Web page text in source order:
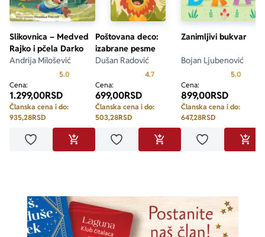
Slikovnica – Medved
Rajko i pčela Darko
Andrija Milošević
5.0 Prosecna ocena je 5.0 od 5
Cena:
1.299,00RSD
Članska cena i do:
935,28RSD
Dodaj u omiljeneDODAJ U KORPU
Poštovana deco:
izabrane pesme
Dušan Radović
4.7Prosecna ocena je 4.7 od 5
Cena:
699,00RSD
Članska cena i do:
503,28RSD
Dodaj u omiljeneDODAJ U KORPU
Zanimljivi bukvar
Bojan Ljubenović
5.0
Cena:
899,00RSD
Članska cena i do:
647,28RSD
Dodaj u